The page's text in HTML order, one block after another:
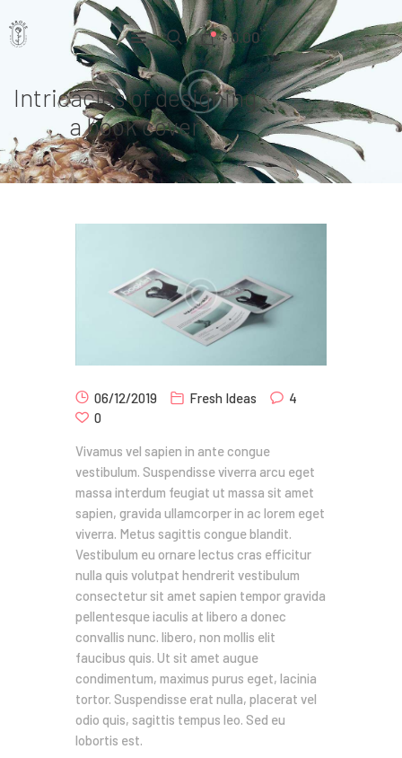
$ 0.00
Intricacies of designing
a book cover
Home
Pages
Portfolio
06/12/2019 Fresh Ideas
4
0
Vivamus vel sapien in ante congue
vestibulum. Suspendisse viverra arcu eget
massa interdum feugiat ut massa sit amet
sapien, gravida ullamcorper in ac lorem eget
viverra. Metus sagittis congue blandit.
Vestibulum eu ornare lectus cras efficitur
nulla quis volutpat hendrerit vestibulum
consectetur sit amet sapien tempor gravida
pellentesque iaculis at libero a donec
convallis nunc. libero, non mollis elit
faucibus quis. Ut sit amet augue
condimentum, maximus purus eget, lacinia
tortor. Suspendisse erat nulla, placerat vel
odio quis, sagittis tempus leo. Sed eu
lobortis est.